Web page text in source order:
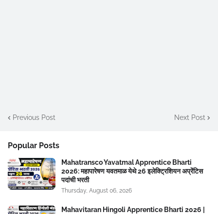
Previous Post Next Post
Popular Posts
Mahatransco Yavatmal Apprentice Bharti
2026: महापारेषण यवतमाळ येथे 26 इलेक्ट्रिशियन अप्रेंटिस
पदांची भरती
Thursday, August 06, 2026
Mahavitaran Hingoli Apprentice Bharti 2026 |